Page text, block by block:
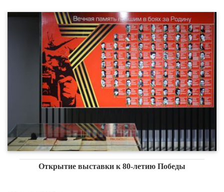
Открытие выставки к 80-летию Победы